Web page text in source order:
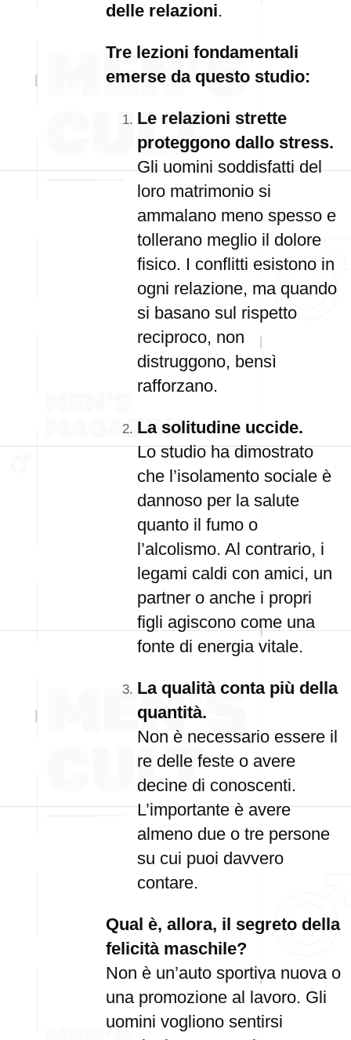
delle relazioni.
Tre lezioni fondamentali
emerse da questo studio:
Le relazioni strette
proteggono dallo stress.
Gli uomini soddisfatti del
loro matrimonio si
ammalano meno spesso e
tollerano meglio il dolore
fisico. I conflitti esistono in
ogni relazione, ma quando
si basano sul rispetto
reciproco, non
distruggono, bensì
rafforzano.
La solitudine uccide.
Lo studio ha dimostrato
che l’isolamento sociale è
dannoso per la salute
quanto il fumo o
l’alcolismo. Al contrario, i
legami caldi con amici, un
partner o anche i propri
figli agiscono come una
fonte di energia vitale.
La qualità conta più della
quantità.
Non è necessario essere il
re delle feste o avere
decine di conoscenti.
L’importante è avere
almeno due o tre persone
su cui puoi davvero
contare.
Qual è, allora, il segreto della
felicità maschile?
Non è un’auto sportiva nuova o
una promozione al lavoro. Gli
uomini vogliono sentirsi